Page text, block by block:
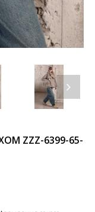
ZZZ-6399-65-